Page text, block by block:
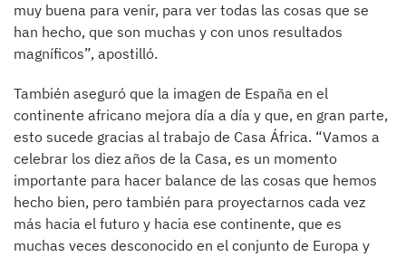
muy buena para venir, para ver todas las cosas que se
han hecho, que son muchas y con unos resultados
magníficos”, apostilló.
También aseguró que la imagen de España en el
continente africano mejora día a día y que, en gran parte,
esto sucede gracias al trabajo de Casa África. “Vamos a
celebrar los diez años de la Casa, es un momento
importante para hacer balance de las cosas que hemos
hecho bien, pero también para proyectarnos cada vez
más hacia el futuro y hacia ese continente, que es
muchas veces desconocido en el conjunto de Europa y